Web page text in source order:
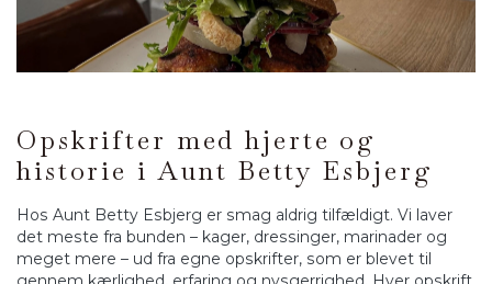
Opskrifter med hjerte og
historie i Aunt Betty Esbjerg
Hos Aunt Betty Esbjerg er smag aldrig tilfældigt. Vi laver
det meste fra bunden – kager, dressinger, marinader og
meget mere – ud fra egne opskrifter, som er blevet til